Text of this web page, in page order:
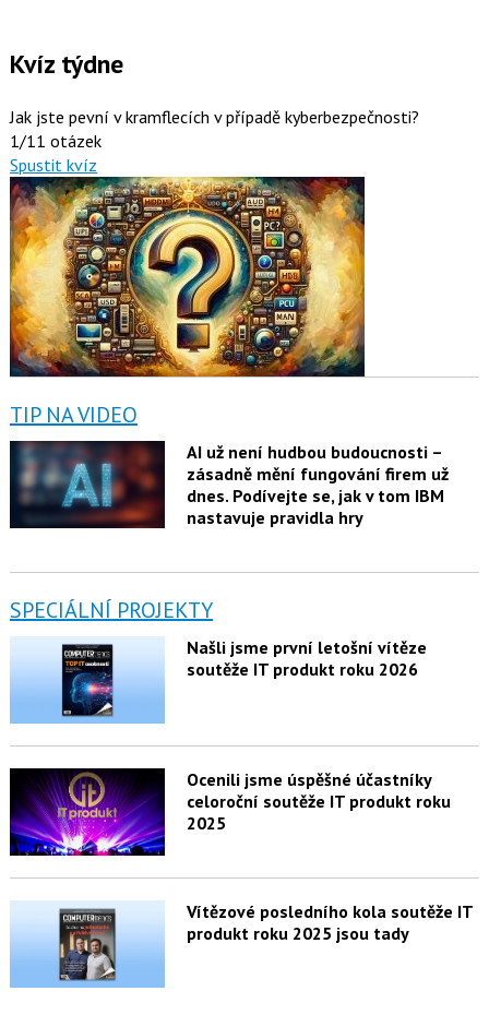
Kvíz týdne
Jak jste pevní v kramflecích v případě kyberbezpečnosti?
1/11 otázek
Spustit kvíz
TIP NA VIDEO
AI už není hudbou budoucnosti –
zásadně mění fungování firem už
dnes. Podívejte se, jak v tom IBM
nastavuje pravidla hry
SPECIÁLNÍ PROJEKTY
Našli jsme první letošní vítěze
soutěže IT produkt roku 2026
Ocenili jsme úspěšné účastníky
celoroční soutěže IT produkt roku
2025
Vítězové posledního kola soutěže IT
produkt roku 2025 jsou tady